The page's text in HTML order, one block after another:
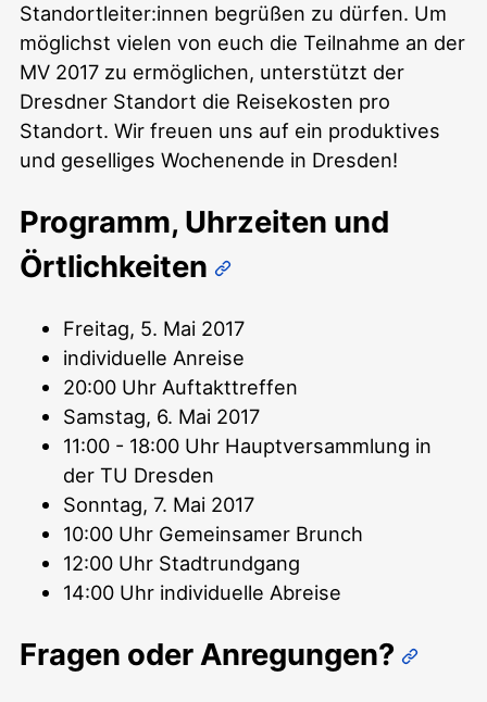
Standortleiter:innen begrüßen zu dürfen. Um
möglichst vielen von euch die Teilnahme an der
MV 2017 zu ermöglichen, unterstützt der
Dresdner Standort die Reisekosten pro
Standort. Wir freuen uns auf ein produktives
und geselliges Wochenende in Dresden!
Programm, Uhrzeiten und
Örtlichkeiten
Freitag, 5. Mai 2017
individuelle Anreise
20:00 Uhr Auftakttreffen
Samstag, 6. Mai 2017
11:00 - 18:00 Uhr Hauptversammlung in
der TU Dresden
Sonntag, 7. Mai 2017
10:00 Uhr Gemeinsamer Brunch
12:00 Uhr Stadtrundgang
14:00 Uhr individuelle Abreise
Fragen oder Anregungen?